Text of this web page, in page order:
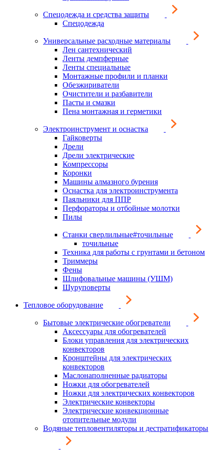
Спецодежда и средства защиты
Спецодежда
Универсальные расходные материалы
Лен сантехнический
Ленты демпферные
Ленты специальные
Монтажные профили и планки
Обезжириватели
Очистители и разбавители
Пасты и смазки
Пена монтажная и герметики
Электроинструмент и оснастка
Гайковерты
Дрели
Дрели электрические
Компрессоры
Коронки
Машины алмазного бурения
Оснастка для электроинструмента
Паяльники для ППР
Перфораторы и отбойные молотки
Пилы
Станки сверлильные#точильные
точильные
Техника для работы с грунтами и бетоном
Триммеры
Фены
Шлифовальные машины (УШМ)
Шуруповерты
Тепловое оборудование
Бытовые электрические обогреватели
Аксессуары для обогревателей
Блоки управления для электрических
конвекторов
Кронштейны для электрических
конвекторов
Маслонаполненные радиаторы
Ножки для обогревателей
Ножки для электрических конвекторов
Электрические конвекторы
Электрические конвекционные
отопительные модули
Водяные тепловентиляторы и дестратификаторы